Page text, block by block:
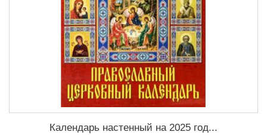
Календарь настенный на 2025 год...